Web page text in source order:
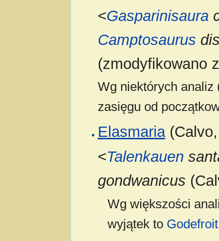
<Gasparinisaura
Camptosaurus
(zmodyfikowano
Wg niektórych analiz
zasięgu od
Elasmaria(Calvo,
<Talenkauen
gondwanicus
Wg większości
wyjątek to